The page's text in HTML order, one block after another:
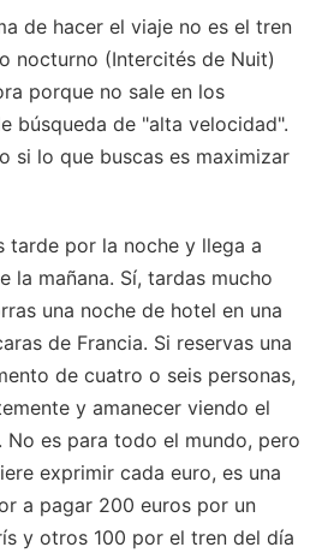
de hacer el viaje no es el tren
nocturno (Intercités de Nuit)
porque no sale en los
búsqueda de "alta velocidad".
si lo que buscas es maximizar
tarde por la noche y llega a
la mañana. Sí, tardas mucho
una noche de hotel en una
de Francia. Si reservas una
de cuatro o seis personas,
y amanecer viendo el
No es para todo el mundo, pero
exprimir cada euro, es una
a pagar 200 euros por un
y otros 100 por el tren del día